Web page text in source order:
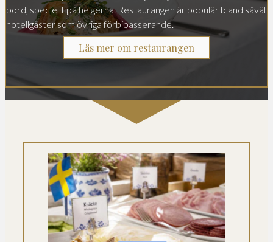
bord, speciellt på helgerna. Restaurangen är populär bland såväl
hotellgäster som övriga förbipasserande.
Läs mer om restaurangen